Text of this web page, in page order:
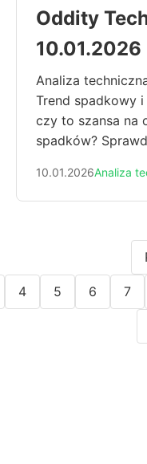
Oddity
10.01.2026
Analiza
Trend spadkowy
czy to szansa na
spadków?
10.01.2026Analiza
4 5 6 7